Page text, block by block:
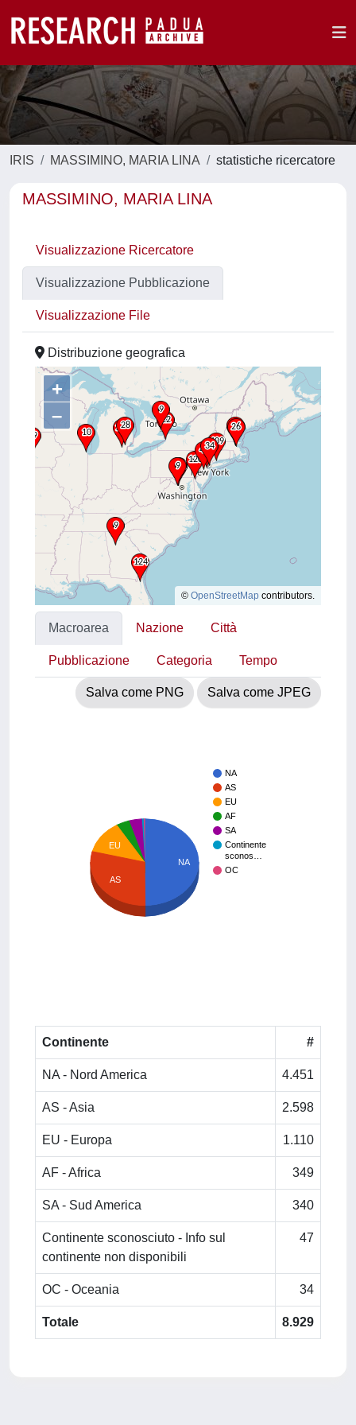
IRIS MASSIMINO, MARIA LINA statistiche ricercatore
MASSIMINO, MARIA LINA
Visualizzazione Ricercatore
Visualizzazione Pubblicazione
Visualizzazione File
Distribuzione geografica
+
–
© OpenStreetMap contributors.
Macroarea Nazione Città
Pubblicazione Categoria Tempo
Salva come PNG Salva come JPEG
NA
AS
EU
AF
SA
Continente
sconos…
OC
NA
EU
AS
Continente #
NA - Nord America 4.451
AS - Asia 2.598
EU - Europa 1.110
AF - Africa 349
SA - Sud America 340
Continente sconosciuto - Info sul
continente non disponibili
47
OC - Oceania 34
Totale 8.929